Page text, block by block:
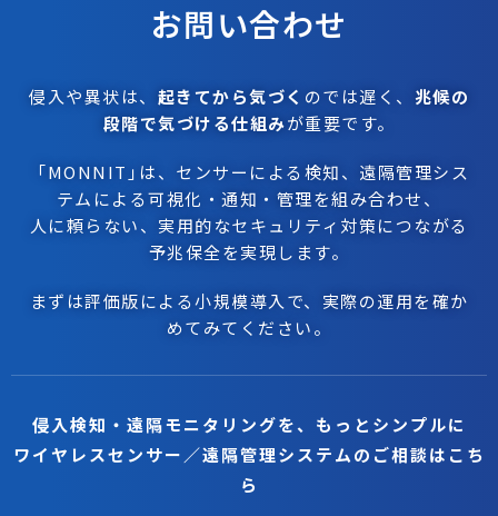
お問い合わせ
侵入や異状は、 起きてから気づく のでは遅く、 兆候の
段階で気づける仕組みが重要です。
「MONNIT 」は、センサーによる検知、遠隔管理シス
テムによる可視化・通知・管理を組み合わせ、
人に頼らない、実用的なセキュリティ対策につながる
予兆保全を実現します。
まずは評価版による小規模導入で、実際の運用を確か
めてみてください。
侵入検知・遠隔モニタリングを、もっとシンプルに
ワイヤレスセンサー／遠隔管理システムのご相談はこち
ら